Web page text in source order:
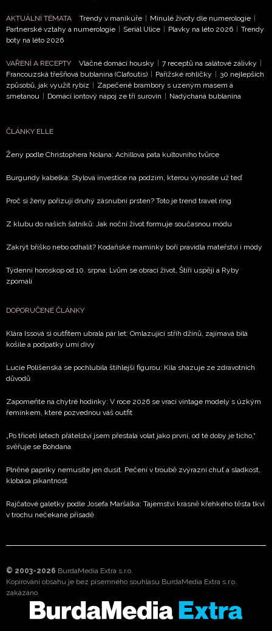
Přihlášením k newsletteru souhlasíte s
potvrzujete, že jste se seznámili seZásadami
ochrany soukromí- BurdaMedia Extra s.r.o. bude s
Vašimi údaji pracovat zejména k organizaci a
Chcete navíc dostávat i další zajímavé a exkluzivní
informace od našich partnerů? Pokud souhlasíte se
soukromí BurdaMedia Extra s.r.o., zaškrtněte toto pole.
AKTUÁLNÍ TÉMATA Trendy v manikúře | Minulé životy dle numerologie |
Partnerské vztahy a numerologie | Seriál Ulice | Plavky na léto 2026 | Trendy
boty na léto 2026
VAŘENÍ A RECEPTY Vláčné domácí housky | 7 receptů na salátové zálivky |
Francouzská třešňová bublanina (Clafoutis) | Pařížské rohlíčky | 30 nejlepších
způsobů, jak využít rybíz | Zapečené brambory s uzeným masem a
smetanou | Domácí iontový nápoj ze tří surovin | Nadýchaná bublanina
ČLÁNKY ELLE
Ženy podle Christophera Nolana: Achillova pata kultovního tvůrce
Burgundy kabelka: Stylová investice na podzim, kterou vynosíte už teď
Proč si ženy pořizují druhý zásnubní prsten? Toto je trend travel ring
Z klubu do našich šatníků: Jak noční život formuje současnou módu
Zakrýt bříško nebo odhalit? Kodaňské maminky boří pravidla mateřství i módy
Týdenní horoskop od 10. srpna: Lvům se obrací život, Štíři uspějí a Ryby
zpomalí
DOPORUČENÉ ČLÁNKY
Klára Issová si outfitem ubrala pár let: Omlazující střih džínů, zajímavá bílá
košile a podpatky umí divy
Lucie Polišenská se pochlubila štíhlejší figurou: Kila shazuje ze zdravotních
důvodů
Zapomeňte na chytré hodinky: V roce 2026 se vrací vintage modely s úzkým
řemínkem, které pozvednou váš outfit
„Po třiceti letech přátelství jsem přestala volat jako první, od té doby je ticho,“
svěřuje se Bohdana
Plněné papriky nemusíte jen dusit. Pečení v troubě zvýrazní chuť a sladkost,
klobása pikantnost
Rajčatové galetky podle Josefa Maršálka: Tajemství krásně křehkého těsta tkví
v trochu nečekané přísadě
© 2003-2026 BurdaMedia Extra s.r.o.
Kopírování obsahu je bez písemného souhlasu BurdaMedia Extra s.r.o.
zakázáno